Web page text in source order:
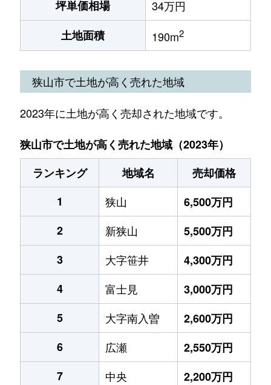
坪単価相場
34万円
土地面積
190m2
狭山市で土地が高く売れた地域
2023年に土地が高く売却された地域です。
狭山市で土地が高く売れた地域（2023年）
ランキング
地域名
売却価格
1
狭山
6,500万円
2
新狭山
5,500万円
3
大字笹井
4,300万円
4
富士見
3,000万円
5
大字南入曽
2,600万円
6
広瀬
2,550万円
7
中央
2,200万円